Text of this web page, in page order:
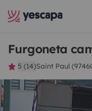
Furgoneta
5 (14)Saint Paul